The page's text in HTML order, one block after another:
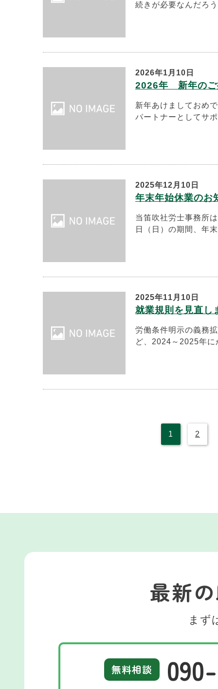
続きが必要なんだ
2026年1月10日
2026年 新年のご
新年あけましておめ
パートナーとしてサ
2025年12月10日
年末年始休業のお
当笛吹社労士事務所
日（日）の期間、年
2025年11月10日
就業規則を見直し
労働条件明示の義務
ど、2024～2025年
1 2
最新
まず
無料相談